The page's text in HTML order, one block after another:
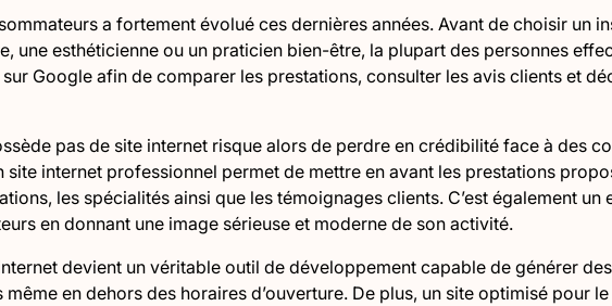
a fortement évolué ces dernières années. Avant de choisir un
une esthéticienne ou un praticien bien-être, la plupart des personnes
Google afin de comparer les prestations, consulter les avis clients et
pas de site internet risque alors de perdre en crédibilité face à des
site internet professionnel permet de mettre en avant les prestations
les spécialités ainsi que les témoignages clients. C’est également un
en donnant une image sérieuse et moderne de son activité.
devient un véritable outil de développement capable de générer des
en dehors des horaires d’ouverture. De plus, un site optimisé pour le